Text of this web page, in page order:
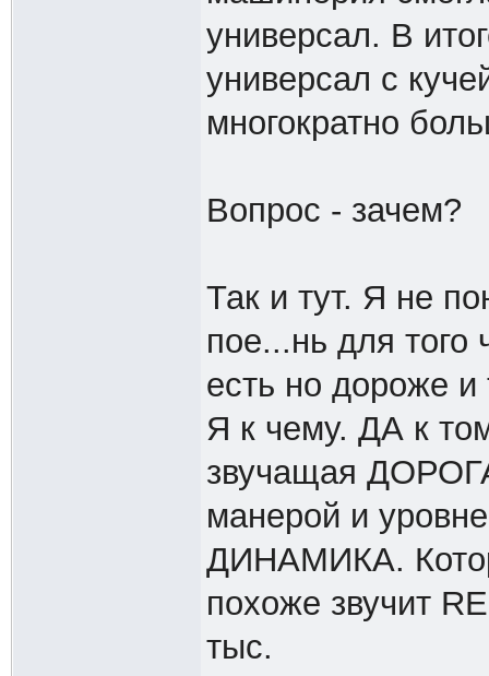
универсал. В
универсал с
многократно
Вопрос - зачем?
Так и тут. Я не
пое...нь для того
есть но дороже и
Я к чему. ДА к
звучащая
манерой и
ДИНАМИКА.
похоже звучит
тыс.